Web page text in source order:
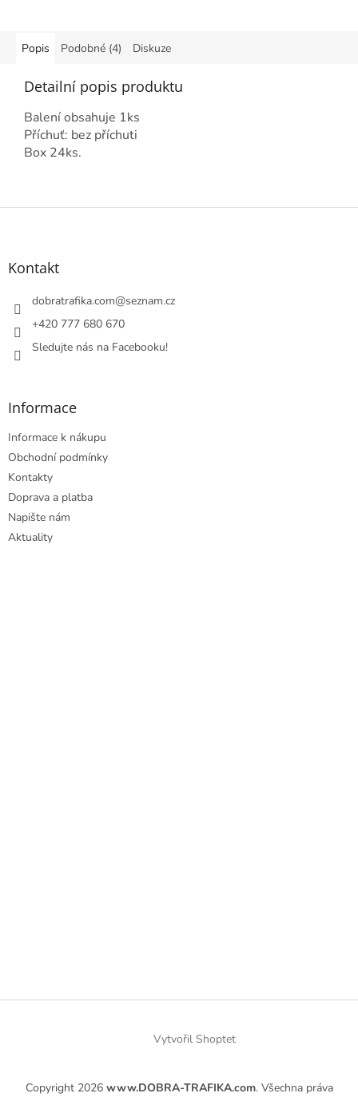
Popis Podobné (4) Diskuze
Detailní popis produktu
Balení obsahuje 1ks
Příchuť: bez příchuti
Box 24ks.
Z
Kontakt
dobratrafika.com@seznam.cz
+420 777 680 670
Sledujte nás na Facebooku!
Informace
Informace k nákupu
Obchodní podmínky
Kontakty
Doprava a platba
Napište nám
Aktuality
Vytvořil Shoptet
Copyright 2026 www.DOBRA-TRAFIKA.com. Všechna práva